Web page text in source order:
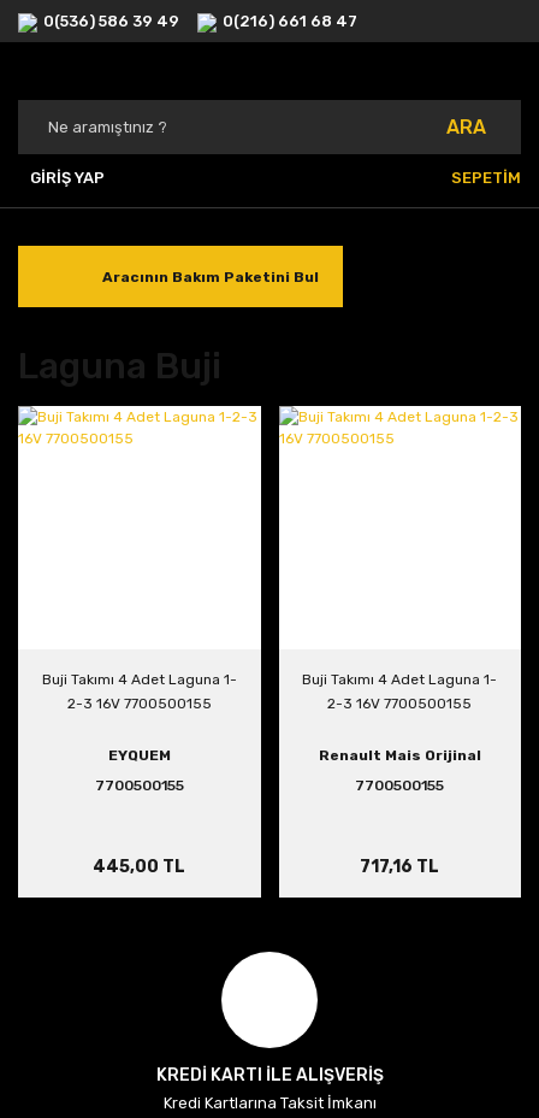
0(536) 586 39 49 0(216) 661 68 47
ARA
GİRİŞ YAP SEPETİM
Aracının Bakım Paketini Bul
Laguna Buji
Buji Takımı 4 Adet Laguna 1-
2-3 16V 7700500155
EYQUEM
7700500155
445,00 TL
Buji Takımı 4 Adet Laguna 1-
2-3 16V 7700500155
Renault Mais Orijinal
7700500155
717,16 TL
KREDİ KARTI İLE ALIŞVERİŞ
Kredi Kartlarına Taksit İmkanı